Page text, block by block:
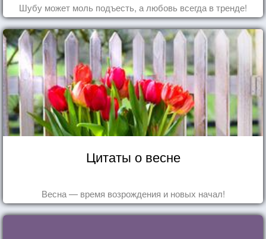
Шубу может моль подъесть, а любовь всегда в тренде!
Цитаты о весне
Весна — время возрождения и новых начал!